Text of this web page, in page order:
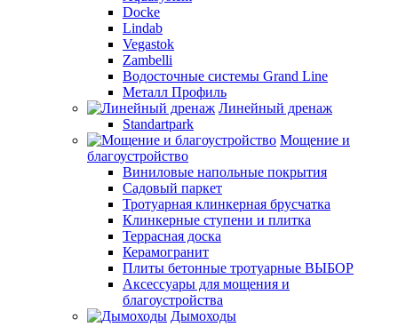
Docke
Lindab
Vegastok
Zambelli
Водосточные системы Grand Line
Металл Профиль
Линейный дренаж
Standartpark
Мощение и
благоустройство
Виниловые напольные покрытия
Садовый паркет
Тротуарная клинкерная брусчатка
Клинкерные ступени и плитка
Террасная доска
Керамогранит
Плиты бетонные тротуарные ВЫБОР
Аксессуары для мощения и
благоустройства
Дымоходы